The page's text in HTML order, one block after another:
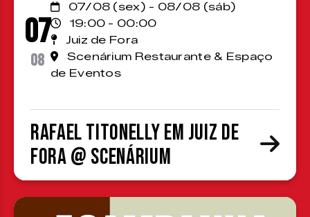
07
08
07/08 (sex) - 08/08 (sáb)
19:00 - 00:00
Juiz de Fora
Scenárium Restaurante & Espaço
de Eventos
Rafael Titonelly em Juiz de
Fora @ Scenárium